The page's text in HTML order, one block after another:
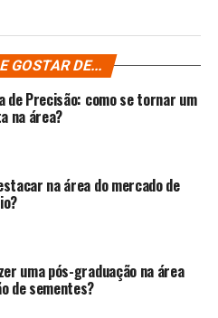
GOSTAR DE...
Precisão: como se tornar um
na área?
na área do mercado de
uma pós-graduação na área
de sementes?